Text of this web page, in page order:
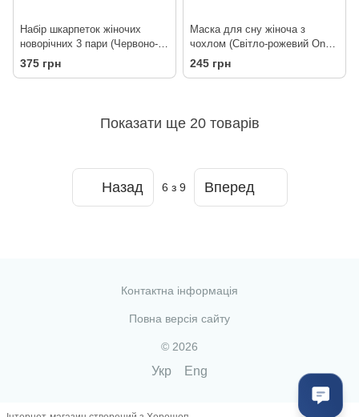
Набір шкарпеток жіночих
новорічних 3 пари (Червоно-
білий One Size )
375 грн
Маска для сну жіноча з
чохлом (Світло-рожевий One
Size )
245 грн
Показати ще 20 товарів
Назад 6 з 9 Вперед
Контактна інформація
Повна версія сайту
© 2026
Укр Eng